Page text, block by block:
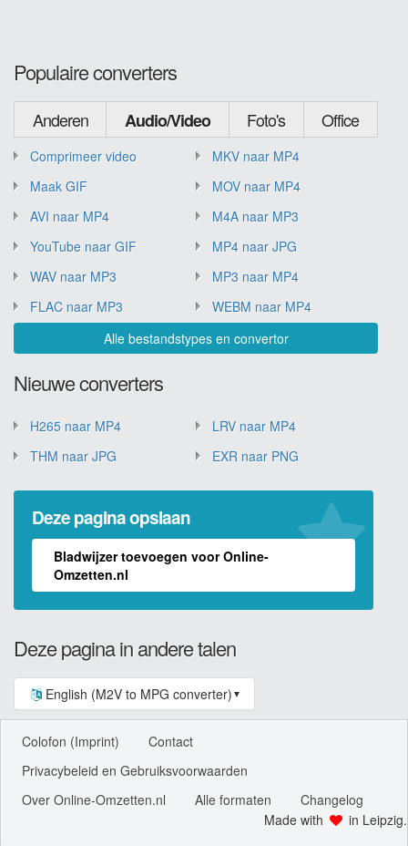
Populaire converters
Anderen Audio/Video Foto's Office
Comprimeer video
MKV naar MP4
Maak GIF
MOV naar MP4
AVI naar MP4
M4A naar MP3
YouTube naar GIF
MP4 naar JPG
WAV naar MP3
MP3 naar MP4
FLAC naar MP3
WEBM naar MP4
Alle bestandstypes en convertor
Nieuwe converters
H265 naar MP4
LRV naar MP4
THM naar JPG
EXR naar PNG
Deze pagina opslaan
Bladwijzer toevoegen voor Online-
Omzetten.nl
Deze pagina in andere talen
English (M2V to MPG converter) ▼
Colofon (Imprint)
Contact
Privacybeleid en Gebruiksvoorwaarden
Over Online-Omzetten.nl
Alle formaten
Changelog
Made with
in Leipzig.